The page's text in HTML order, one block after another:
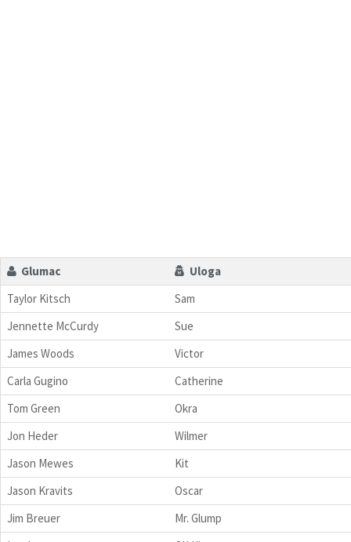
Glumac
Uloga
Taylor Kitsch
Sam
Jennette McCurdy
Sue
James Woods
Victor
Carla Gugino
Catherine
Tom Green
Okra
Jon Heder
Wilmer
Jason Mewes
Kit
Jason Kravits
Oscar
Jim Breuer
Mr. Glump